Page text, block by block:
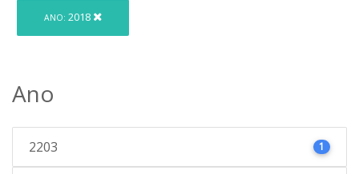
ANO: 2018
Ano
2203 1